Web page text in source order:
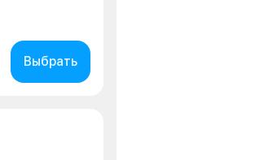
Выбрать